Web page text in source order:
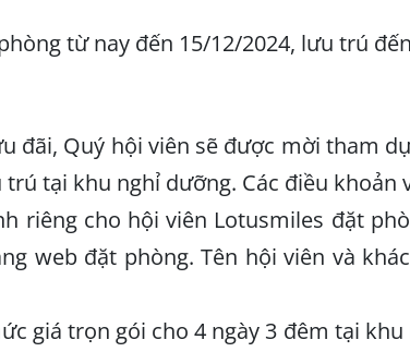
từ nay đến 15/12/2024, lưu trú đến
đãi, Quý hội viên sẽ được mời tham
tại khu nghỉ dưỡng. Các điều khoản
riêng cho hội viên Lotusmiles đặt
web đặt phòng. Tên hội viên và
giá trọn gói cho 4 ngày 3 đêm tại